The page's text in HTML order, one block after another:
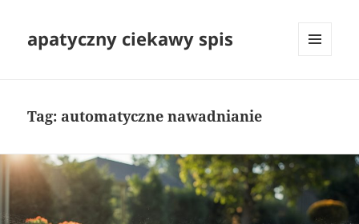
apatyczny ciekawy spis
Tag: automatyczne nawadnianie